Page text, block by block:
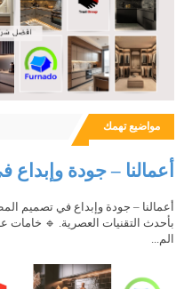
مواضيع تهمك
أعمالنا – جودة
أعمالنا – جودة وإبداع في تصميم
بأحدث التقنيات العصرية. 🔹 خامات
الم...